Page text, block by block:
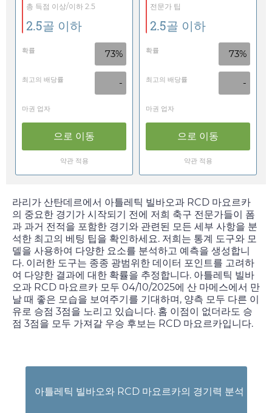
총 득점 이상/이하 2.5
2.5골 이하
확률 73%
최고의 배당률 -
마권 업자
으로 이동
약관 적용
전문가 팁
2.5골 이하
확률 73%
최고의 배당률 -
마권 업자
으로 이동
약관 적용
라리가 산탄데르에서 아틀레틱 빌바오과 RCD 마요르카
의 중요한 경기가 시작되기 전에 저희 축구 전문가들이 폼
과 과거 전적을 포함한 경기와 관련된 모든 세부 사항을 분
석한 최고의 베팅 팁을 확인하세요. 저희는 통계 도구와 모
델을 사용하여 다양한 요소를 분석하고 예측을 생성합니
다. 이러한 도구는 종종 광범위한 데이터 포인트를 고려하
여 다양한 결과에 대한 확률을 추정합니다. 아틀레틱 빌바
오과 RCD 마요르카 모두 04/10/2025에 산 마메스에서 만
날 때 좋은 모습을 보여주기를 기대하며, 양측 모두 다른 이
유로 승점 3점을 노리고 있습니다. 홈 이점이 없더라도 승
점 3점을 모두 가져갈 우승 후보는 RCD 마요르카입니다.
아틀레틱 빌바오와 RCD 마요르카의 경기력 분석